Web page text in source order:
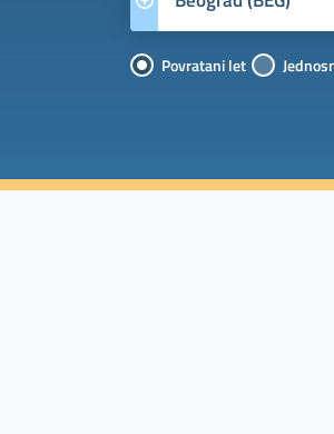
Povratani let